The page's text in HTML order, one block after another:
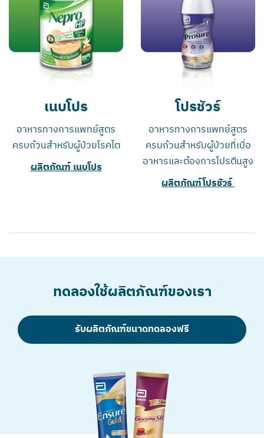
เนบโปร
อาหารทางการแพทย์สูตร
ครบถ้วนสำหรับผู้ป่วยโรคไต
ผลิตภัณฑ์ เนบโปร
โปรชัวร์
อาหารทางการแพทย์สูตร
ครบถ้วนสำหรับผู้ป่วยที่เบื่อ
อาหารและต้องการโปรตีนสูง
ผลิตภัณฑ์โปรชัวร์
ทดลองใช้ผลิตภัณฑ์ของเรา
รับผลิตภัณฑ์ขนาดทดลองฟรี